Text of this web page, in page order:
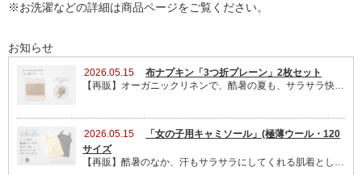
この素材で、ノースリーブタイプの肌着もあると、
ノースリーブのワンピースやロンパースにも使えてよいのか
なと思います♪
※お洗濯などの詳細は商品ページをご覧ください。
お知らせ
2026.05.15
布ナプキン「3つ折プレーン」2枚セット
【再販】オーガニックリネンで、酷暑の夏も、サラサラ快適!しっかり吸収しながらも、綺麗な面をなん度も交換できるので、衛生的です。2枚セットのみ再販しました。
2026.05.15
「女の子用キャミソール」(極薄ウール・120
サイズ